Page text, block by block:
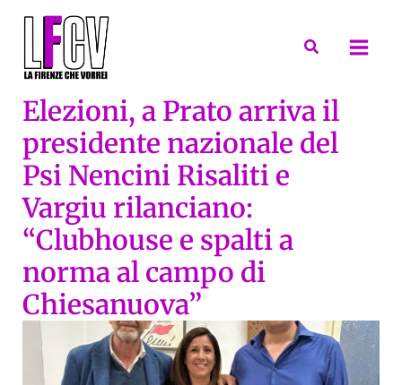
Cerca
Elezioni, a Prato arriva il
presidente nazionale del
Psi Nencini Risaliti e
Vargiu rilanciano:
“Clubhouse e spalti a
norma al campo di
Chiesanuova”